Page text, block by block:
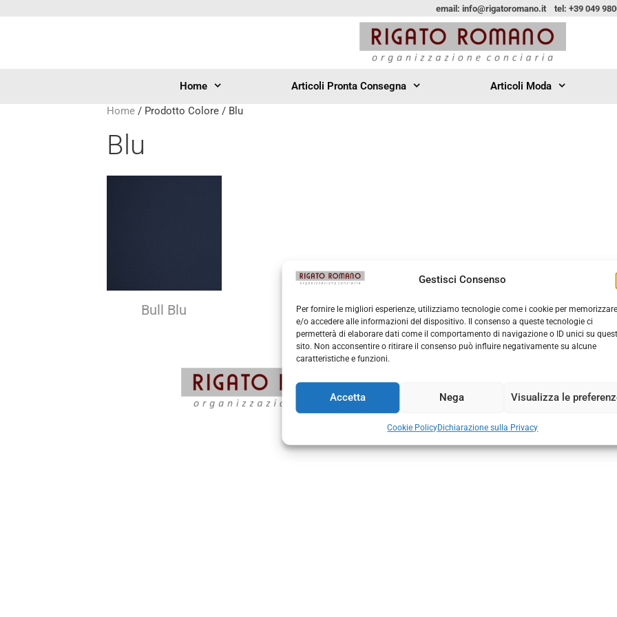
Gestisci Consenso
Per fornire le migliori esperienze, utilizziamo tecnologie come i cookie per memorizzare
e/o accedere alle informazioni del dispositivo. Il consenso a queste tecnologie ci
permetterà di elaborare dati come il comportamento di navigazione o ID unici su
sito. Non acconsentire o ritirare il consenso può influire negativamente su alcune
caratteristiche e funzioni.
Accetta Nega Visualizza le
Cookie PolicyDichiarazione sulla Privacy
email: info@rigatoromano.it tel: +39 049
Home Articoli Pronta Consegna Articoli Moda
Home/ Prodotto Colore / Blu
Blu
Bull Blu
+39 049 98 00 254